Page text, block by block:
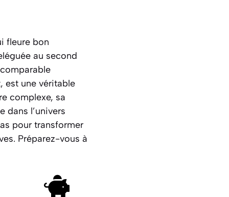
fleure bon
au second
est une véritable
complexe, sa
dans l’univers
pour transformer
Préparez-vous à